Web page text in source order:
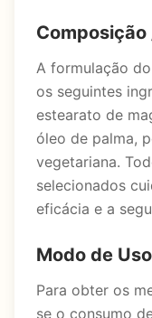
A formulação
os seguintes
estearato de
óleo de palma,
vegetariana.
selecionados
eficácia e a
Modo de Uso
Para obter os
se o consumo